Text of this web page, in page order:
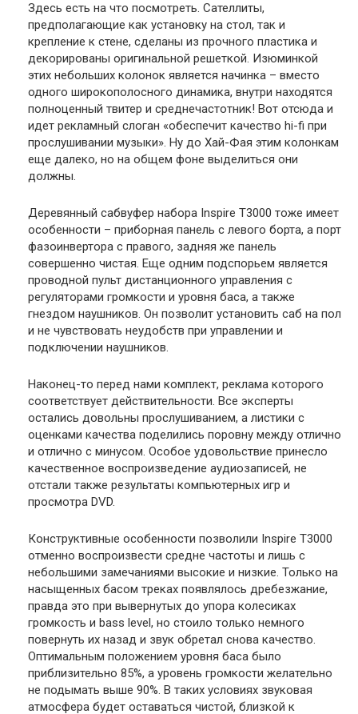
Здесь есть на что посмотреть. Сателлиты,
предполагающие как установку на стол, так и
крепление к стене, сделаны из прочного пластика и
декорированы оригинальной решеткой. Изюминкой
этих небольших колонок является начинка – вместо
одного широкополосного динамика, внутри находятся
полноценный твитер и среднечастотник! Вот отсюда и
идет рекламный слоган «обеспечит качество hi-fi при
прослушивании музыки». Ну до Хай-Фая этим колонкам
еще далеко, но на общем фоне выделиться они
должны.
Деревянный сабвуфер набора Inspire T3000 тоже имеет
особенности – приборная панель с левого борта, а порт
фазоинвертора с правого, задняя же панель
совершенно чистая. Еще одним подспорьем является
проводной пульт дистанционного управления с
регуляторами громкости и уровня баса, а также
гнездом наушников. Он позволит установить саб на пол
и не чувствовать неудобств при управлении и
подключении наушников.
Наконец-то перед нами комплект, реклама которого
соответствует действительности. Все эксперты
остались довольны прослушиванием, а листики с
оценками качества поделились поровну между отлично
и отлично с минусом. Особое удовольствие принесло
качественное воспроизведение аудиозаписей, не
отстали также результаты компьютерных игр и
просмотра DVD.
Конструктивные особенности позволили Inspire T3000
отменно воспроизвести средне частоты и лишь с
небольшими замечаниями высокие и низкие. Только на
насыщенных басом треках появлялось дребезжание,
правда это при вывернутых до упора колесиках
громкость и bass level, но стоило только немного
повернуть их назад и звук обретал снова качество.
Оптимальным положением уровня баса было
приблизительно 85%, а уровень громкости желательно
не подымать выше 90%. В таких условиях звуковая
атмосфера будет оставаться чистой, близкой к